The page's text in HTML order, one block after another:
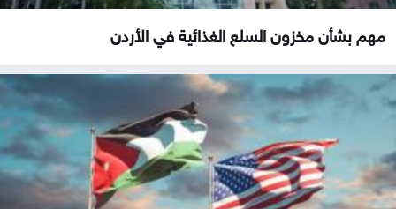
مهم بشأن مخزون السلع الغذائية في الأردن